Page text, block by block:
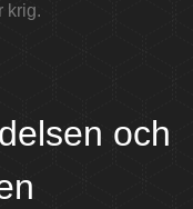
krig.
och